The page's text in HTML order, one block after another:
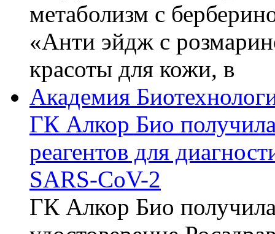
метаболизм с
«Анти эйдж с
красоты для кожи, в
Академия
ГК Алкор Био
реагентов для
SARS-CoV-2
ГК Алкор Био